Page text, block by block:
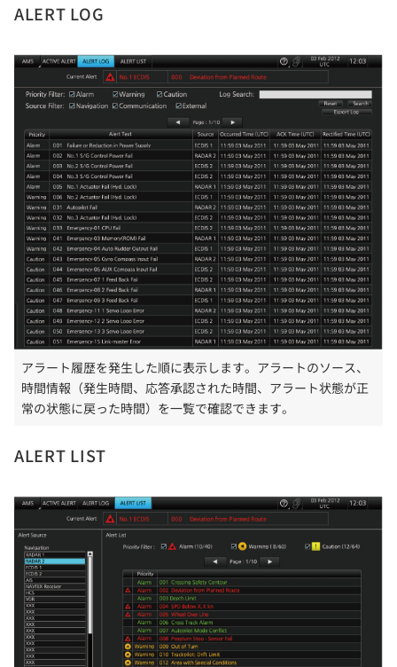
ALERT LOG
アラート履歴を発生した順に表示します。アラートのソース、
時間情報（発生時間、応答承認された時間、アラート状態が正
常の状態に戻った時間）を一覧で確認できます。
ALERT LIST